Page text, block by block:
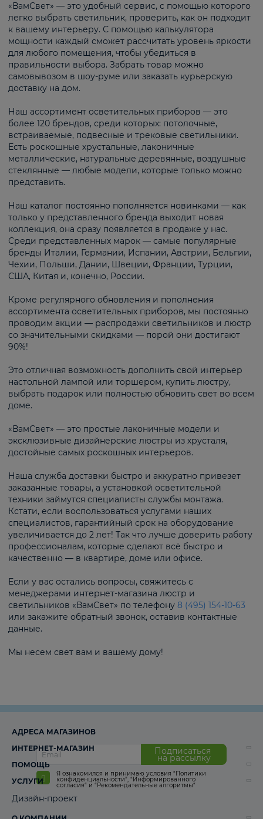
«ВамСвет» — это удобный сервис, с помощью которого
легко выбрать светильник, проверить, как он подходит
к вашему интерьеру. С помощью калькулятора
мощности каждый сможет рассчитать уровень яркости
для любого помещения, чтобы убедиться в
правильности выбора. Забрать товар можно
самовывозом в шоу-руме или заказать курьерскую
доставку на дом.
Наш ассортимент осветительных приборов — это
более 120 брендов, среди которых: потолочные,
встраиваемые, подвесные и трековые светильники.
Есть роскошные хрустальные, лаконичные
металлические, натуральные деревянные, воздушные
стеклянные — любые модели, которые только можно
представить.
Наш каталог постоянно пополняется новинками — как
только у представленного бренда выходит новая
коллекция, она сразу появляется в продаже у нас.
Среди представленных марок — самые популярные
бренды Италии, Германии, Испании, Австрии, Бельгии,
Чехии, Польши, Дании, Швеции, Франции, Турции,
США, Китая и, конечно, России.
Кроме регулярного обновления и пополнения
ассортимента осветительных приборов, мы постоянно
проводим акции — распродажи светильников и люстр
со значительными скидками — порой они достигают
90%!
Это отличная возможность дополнить свой интерьер
настольной лампой или торшером, купить люстру,
выбрать подарок или полностью обновить свет во всем
доме.
«ВамСвет» — это простые лаконичные модели и
эксклюзивные дизайнерские люстры из хрусталя,
достойные самых роскошных интерьеров.
Наша служба доставки быстро и аккуратно привезет
заказанные товары, а установкой осветительной
техники займутся специалисты службы монтажа.
Кстати, если воспользоваться услугами наших
специалистов, гарантийный срок на оборудование
увеличивается до 2 лет! Так что лучше доверить работу
профессионалам, которые сделают всё быстро и
качественно — в квартире, доме или офисе.
Если у вас остались вопросы, свяжитесь с
менеджерами интернет-магазина люстр и
светильников «ВамСвет» по телефону 8 (495) 154-10-63
или закажите обратный звонок, оставив контактные
данные.
Мы несем свет вам и вашему дому!
Подписаться
на рассылку
Я ознакомился и принимаю условия “Политики
конфиденциальности”, “Информированного
согласия“ и “Рекомендательные алгоритмы“
АДРЕСА МАГАЗИНОВ
ИНТЕРНЕТ-МАГАЗИН
ПОМОЩЬ
УСЛУГИ
Дизайн-проект